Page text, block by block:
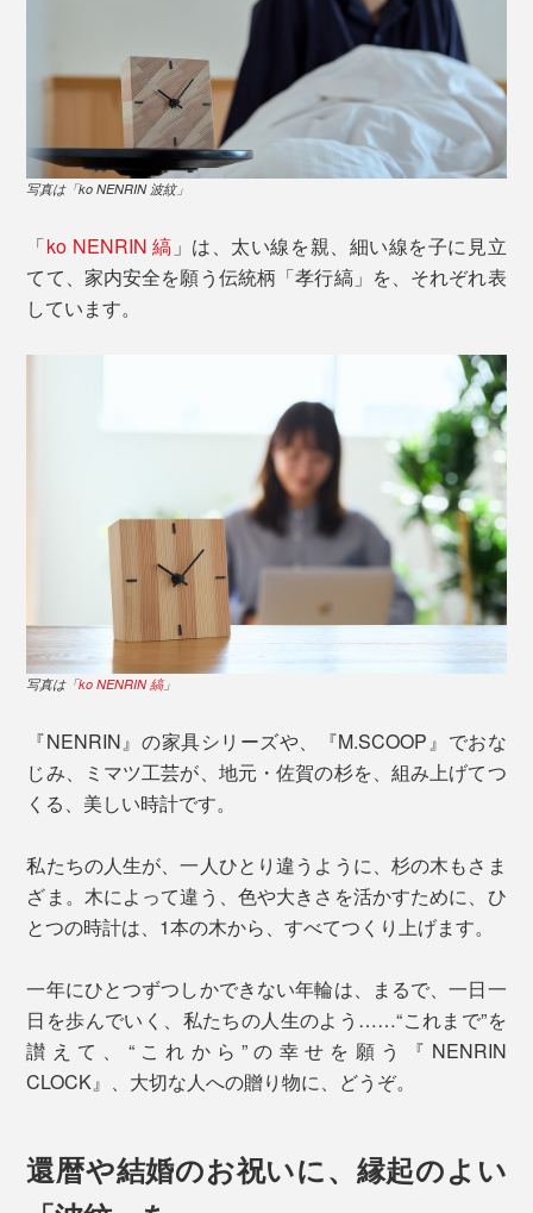
写真は「ko NENRIN 波紋」
「ko NENRIN 縞 」は、太い線を親、細い線を子に見立
てて、家内安全を願う伝統柄「孝行縞」を、それぞれ表
しています。
写真は「ko NENRIN 縞」
『NENRIN』の家具シリーズや、『M.SCOOP』でおな
じみ、ミマツ工芸が、地元・佐賀の杉を、組み上げてつ
くる、美しい時計です。
私たちの人生が、一人ひとり違うように、杉の木もさま
ざま。木によって違う、色や大きさを活かすために、ひ
とつの時計は、1本の木から、すべてつくり上げます。
一年にひとつずつしかできない年輪は、まるで、一日一
日を歩んでいく、私たちの人生のよう……“これまで”を
讃えて、“これから”の幸せを願う『NENRIN
CLOCK』、大切な人への贈り物に、どうぞ。
還暦や結婚のお祝いに、縁起のよい